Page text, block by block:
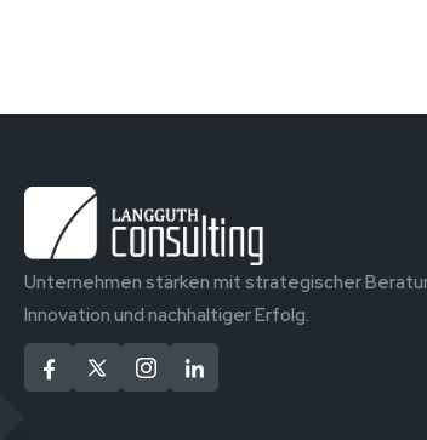
Unternehmen stärken mit strategischer
Innovation und nachhaltiger Erfolg.